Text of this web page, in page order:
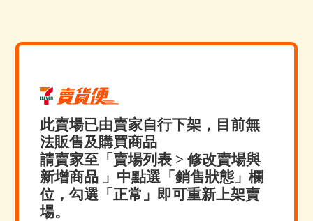
此賣場已由賣家自行下架，目前無
法販售及購買商品
請賣家至「賣場列表 > 修改賣場與
新增商品 」中點選「銷售狀態」欄
位，勾選「正常」即可重新上架賣
場。